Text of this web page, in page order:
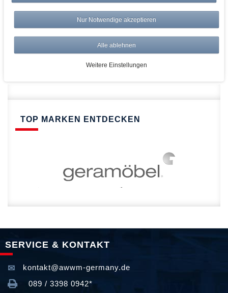
Versandkostenfrei ab 150€
Risikolos: 14 Tage Rückgabe
Über 20.000 Artikel
Schnelle Lieferung
TOP MARKEN ENTDECKEN
SERVICE & KONTAKT
kontakt@awwm-germany.de
089 / 3398 0942*
Nur Notwendige akzeptieren
Alle ablehnen
Weitere Einstellungen